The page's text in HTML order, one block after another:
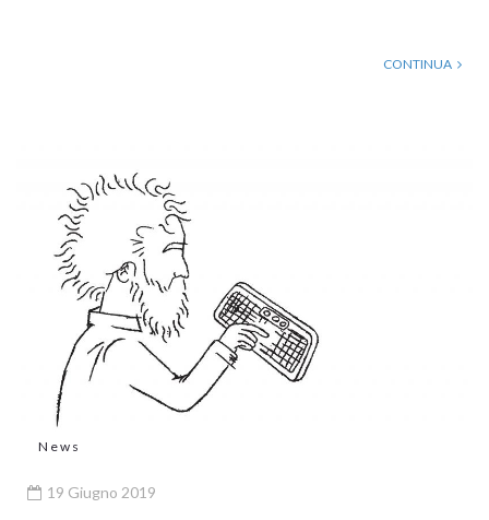
CONTINUA
News
19 Giugno 2019